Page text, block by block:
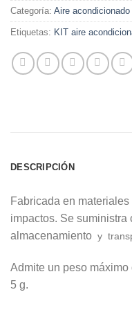
Categoría: Aire
Etiquetas: KIT aire
DESCRIPCIÓN
Fabricada en
impactos. Se suministra
almacenamiento y
Admite un peso
5 g.